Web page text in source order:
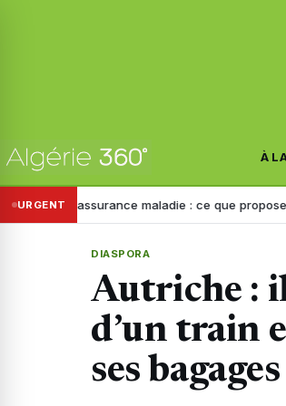
À
URGENTmaladie : ce que propose désormais la
DIASPORA
Autriche : il
d’un train
ses bagages